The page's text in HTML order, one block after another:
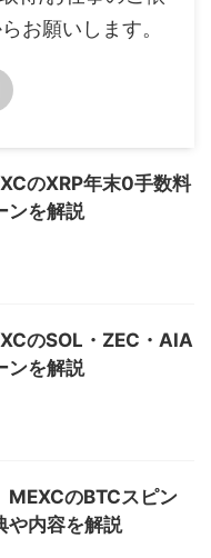
お願いします。
のXRP年末0手数料
ンを解説
のSOL・ZEC・AIA
ンを解説
MEXCのBTCスピン
や内容を解説